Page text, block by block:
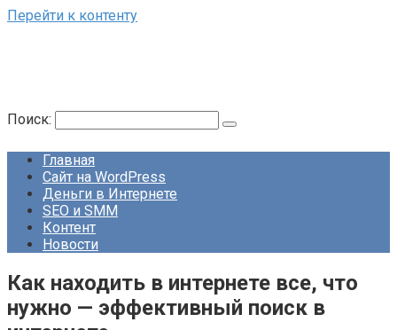
Перейти к контенту
Поиск:
Главная
Сайт на WordPress
Деньги в Интернете
SEO и SMM
Контент
Новости
Как находить в интернете все, что
нужно — эффективный поиск в